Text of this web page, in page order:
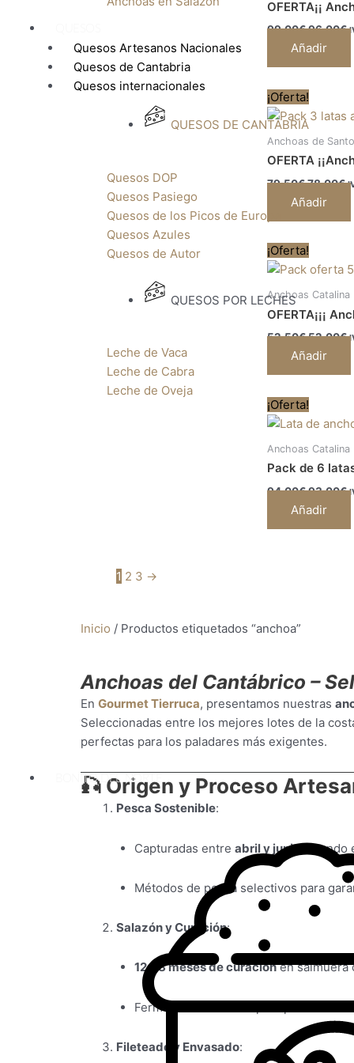
Quesos Artesanos Nacionales
Quesos de Cantabria
Quesos internacionales
QUESOS DE CANTABRIA
Quesos DOP
Quesos Pasiego
Quesos de los Picos de Europa
Quesos Azules
Quesos de Autor
QUESOS POR LECHES
Leche de Vaca
Leche de Cabra
Leche de Oveja
BONITO DEL NORTE
OFERTA¡¡
99,00€96,00€
Añadir
¡Oferta!
Anchoas de
OFERTA
79,50€
El
precio
original
79,50€.
78,00€
Añadir
¡Oferta!
Anchoas Catalina
OFERTA¡¡¡
52,50€
El
precio
original
era:
52,50€.
52,00€
Añadir
¡Oferta!
Anchoas Catalina
Pack de 6
94,00€
El
precio
original
94,00€.
93,00€
Añadir
1 2 3 →
Inicio / Productos etiquetados “anchoa”
Anchoas del Cantábrico –
En Gourmet Tierruca, presentamos nuestras
Seleccionadas entre los mejores lotes de la
perfectas para los paladares más exigentes.
🎣 Origen y Proceso
Pesca Sostenible:
Capturadas entre abril y junio, cuando
Métodos de pesca selectivos para
Salazón y Curación:
12-18 meses de curaciónen salmuera
Fermentación natural para potenciar el
Fileteado y Envasado: